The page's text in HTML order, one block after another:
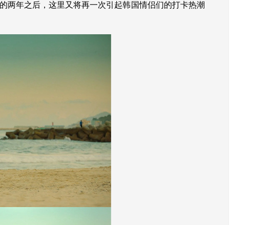
两年之后，这里又将再一次引起韩国情侣们的打卡热潮